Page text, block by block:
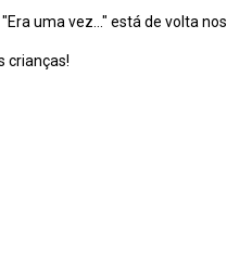
uma vez..." está de volta nos
crianças!